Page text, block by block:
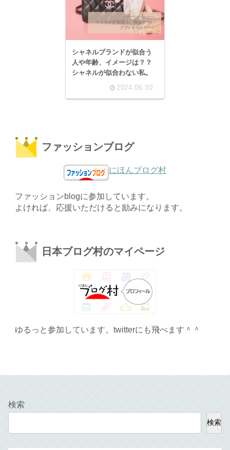
シャネルブランドが似合う
人や年齢、イメージは？？
シャネルが似合わない私。
2024.06.30
ファッションブログ
にほんブログ村
ファッションblogに参加しています。
よければ、応援いただけると励みになります。
日本ブログ村のマイページ
ゆるっと参加しています。twitterにも飛べます＾＾
検索
検索